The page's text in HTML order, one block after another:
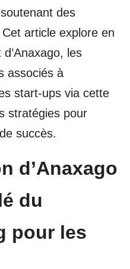
des
article explore en
les
associés à
start-ups via cette
stratégies pour
succès.
d’Anaxago
du
pour les